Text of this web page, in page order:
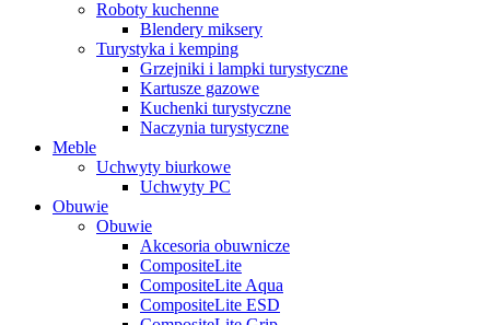
Roboty kuchenne
Blendery miksery
Turystyka i kemping
Grzejniki i lampki turystyczne
Kartusze gazowe
Kuchenki turystyczne
Naczynia turystyczne
Meble
Uchwyty biurkowe
Uchwyty PC
Obuwie
Obuwie
Akcesoria obuwnicze
CompositeLite
CompositeLite Aqua
CompositeLite ESD